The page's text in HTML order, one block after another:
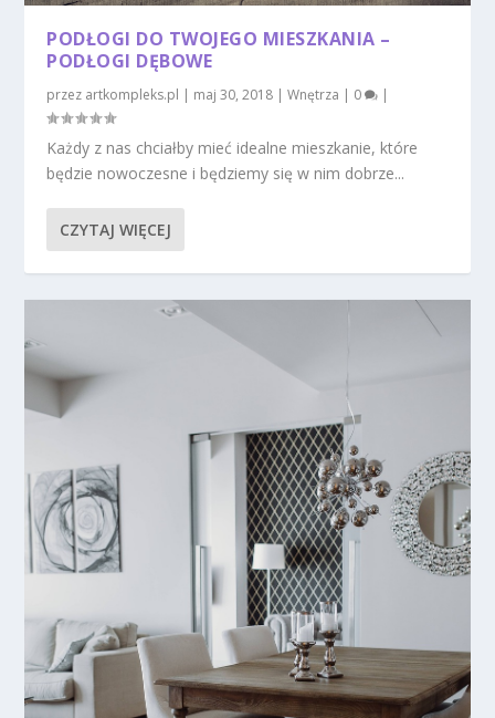
PODŁOGI DO TWOJEGO MIESZKANIA –
PODŁOGI DĘBOWE
przez artkompleks.pl | maj 30, 2018 |Wnętrza | 0 |
Każdy z nas chciałby mieć idealne mieszkanie, które
będzie nowoczesne i będziemy się w nim dobrze...
CZYTAJ WIĘCEJ